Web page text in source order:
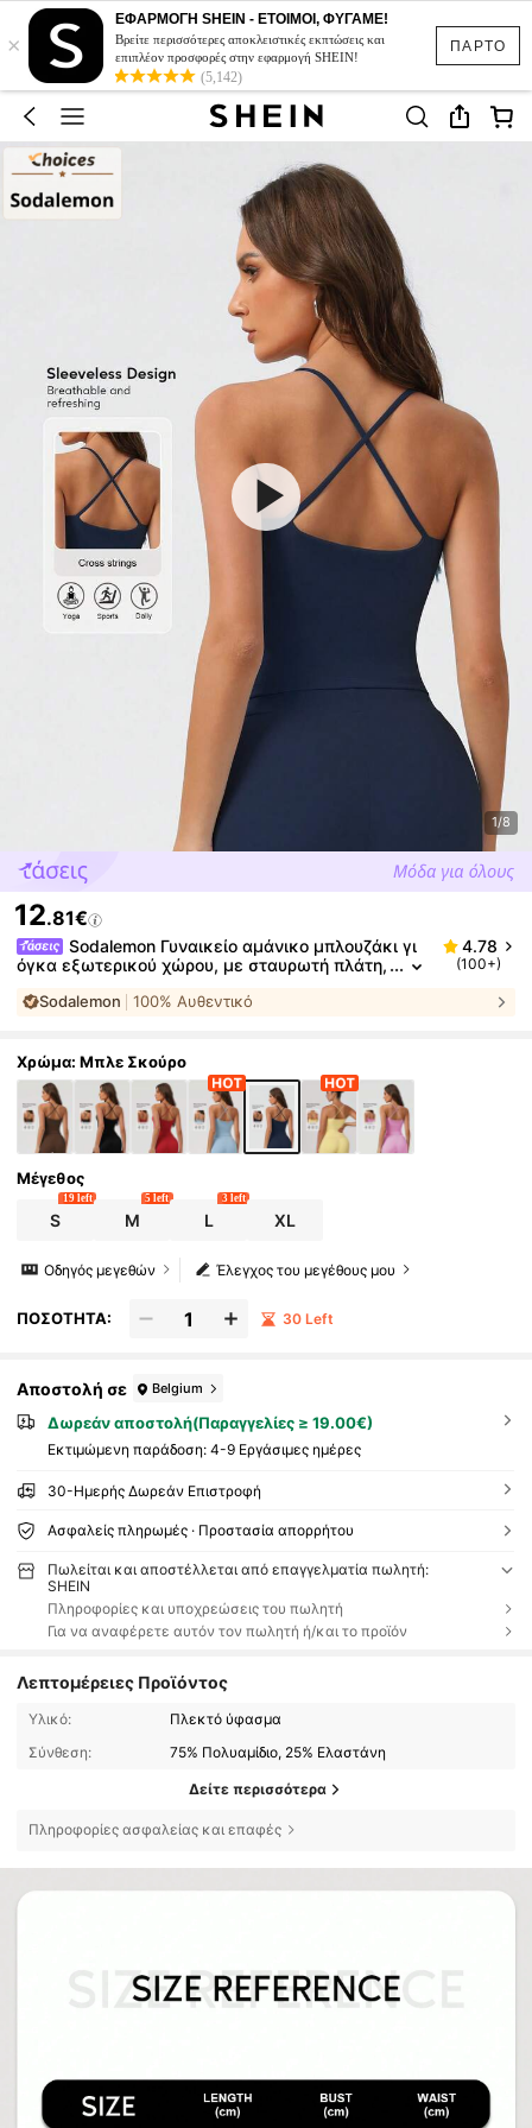
ΠΑΡΤΟ
×
ΕΦΑΡΜΟΓΗ SHEIN - ΕΤΟΙΜΟΙ, ΦΥΓΑΜΕ!
Βρείτε περισσότερες αποκλειστικές εκπτώσεις και
επιπλέον προσφορές στην εφαρμογή SHEIN!
(5,142)
1/8
12.81€
Sodalemon Γυναικείο αμάνικο μπλουζάκι γι
όγκα εξωτερικού χώρου, με σταυρωτή πλάτη,
ς στήριξης
4.78
(100+)
Sodalemon 100% Αυθεντικό
Χρώμα: Μπλε Σκούρο
Μέγεθος
S
19 left
M
5 left
L
3 left
XL
Έλεγχος του μεγέθους μου
Οδηγός μεγεθών
ΠΟΣΟΤΗΤΑ: 30 Left
Αποστολή σε Belgium
Δωρεάν αποστολή(Παραγγελίες ≥ 19.00€)
Εκτιμώμενη παράδοση: 4-9 Εργάσιμες ημέρες
30-Ημερής Δωρεάν Επιστροφή
Ασφαλείς πληρωμές · Προστασία απορρήτου
Πωλείται και αποστέλλεται από επαγγελματία πωλητή:
SHEIN
Πληροφορίες και υποχρεώσεις του πωλητή
Για να αναφέρετε αυτόν τον πωλητή ή/και το προϊόν
Λεπτομέρειες Προϊόντος
Υλικό:
Πλεκτό ύφασμα
Σύνθεση:
75% Πολυαμίδιο, 25% Ελαστάνη
Δείτε περισσότερα
Πληροφορίες ασφαλείας και επαφές